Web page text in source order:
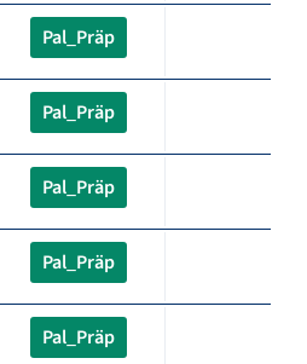
Pal_Präp
Pal_Präp
Pal_Präp
Pal_Präp
Pal_Präp